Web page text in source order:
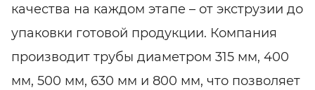
качества на каждом этапе – от экструзии до
упаковки готовой продукции. Компания
производит трубы диаметром 315 мм, 400
мм, 500 мм, 630 мм и 800 мм, что позволяет